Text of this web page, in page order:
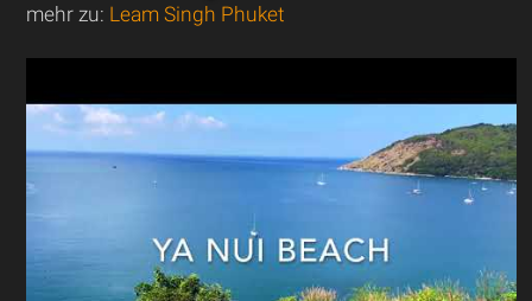
mehr zu: Leam Singh Phuket